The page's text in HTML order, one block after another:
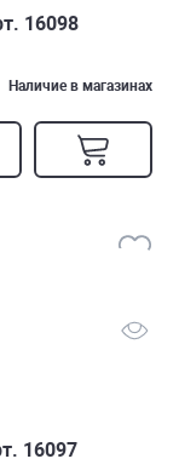
16098
Наличие в магазинах
16097